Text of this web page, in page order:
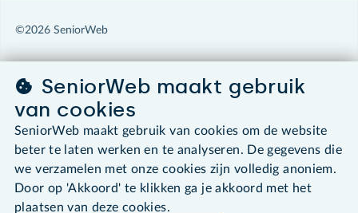
©2026 SeniorWeb
Cookies en cookie-instellingen
Disclaimer
Privacybeleid
About SeniorWeb
SeniorWeb maakt gebruik
van cookies
SeniorWeb maakt gebruik van cookies om de website
beter te laten werken en te analyseren. De gegevens die
we verzamelen met onze cookies zijn volledig anoniem.
Door op 'Akkoord' te klikken ga je akkoord met het
plaatsen van deze cookies.